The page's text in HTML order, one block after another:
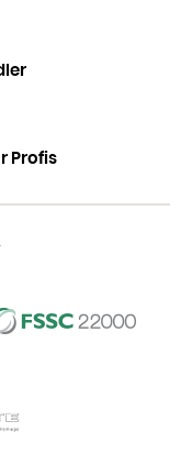
Profis